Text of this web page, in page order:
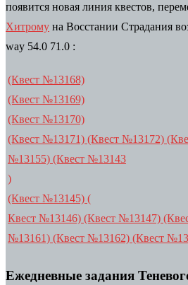
появится новая линия квестов,
Хитрому на Восстании Страдания
way 54.0 71.0 :
(Квест №13168)
(Квест №13169)
(Квест №13170)
(Квест №13171) (Квест №13172)
№13155) (Квест №13143
)
(Квест №13145) (
Квест №13146) (Квест №13147)
№13161) (Квест №13162) (Квест
Ежедневные задания